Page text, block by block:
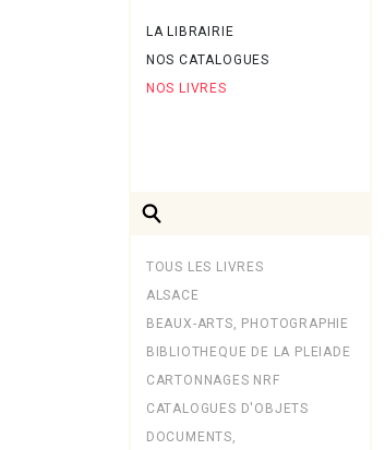
LA LIBRAIRIE
NOS CATALOGUES
NOS LIVRES
TOUS LES LIVRES
ALSACE
BEAUX-ARTS, PHOTOGRAPHIE
BIBLIOTHEQUE DE LA PLEIADE
CARTONNAGES NRF
CATALOGUES D'OBJETS
DOCUMENTS,